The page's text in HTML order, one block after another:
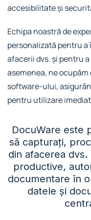
accesibilitate și
Echipa noastră de
personalizată pentru
afacerii dvs. și pentru
asemenea, ne
software-ului,
pentru utilizare
DocuWare este
să capturați,
din afacerea
productive,
documentare în
datele și